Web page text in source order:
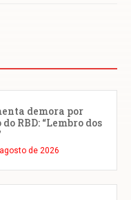
demora por
RBD: “Lembro dos
de 2026